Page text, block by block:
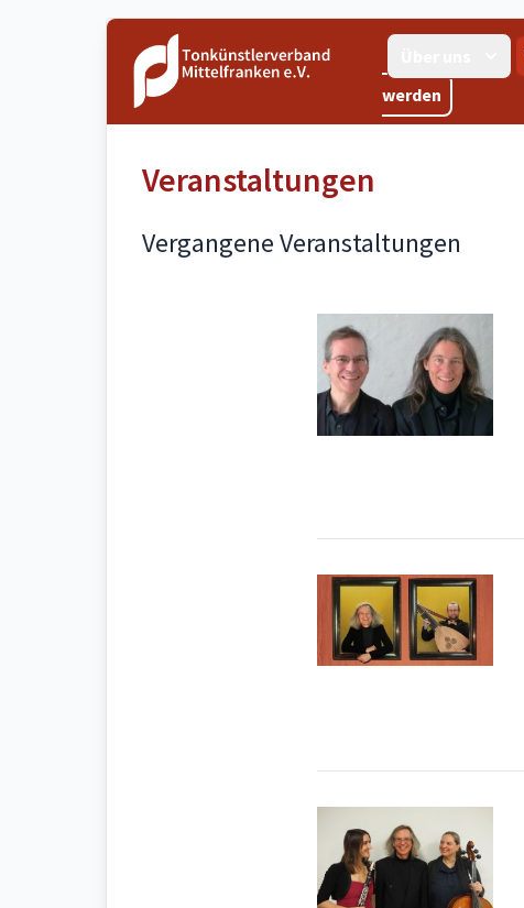
werden
Veranstaltungen
Vergangene Veranstaltungen